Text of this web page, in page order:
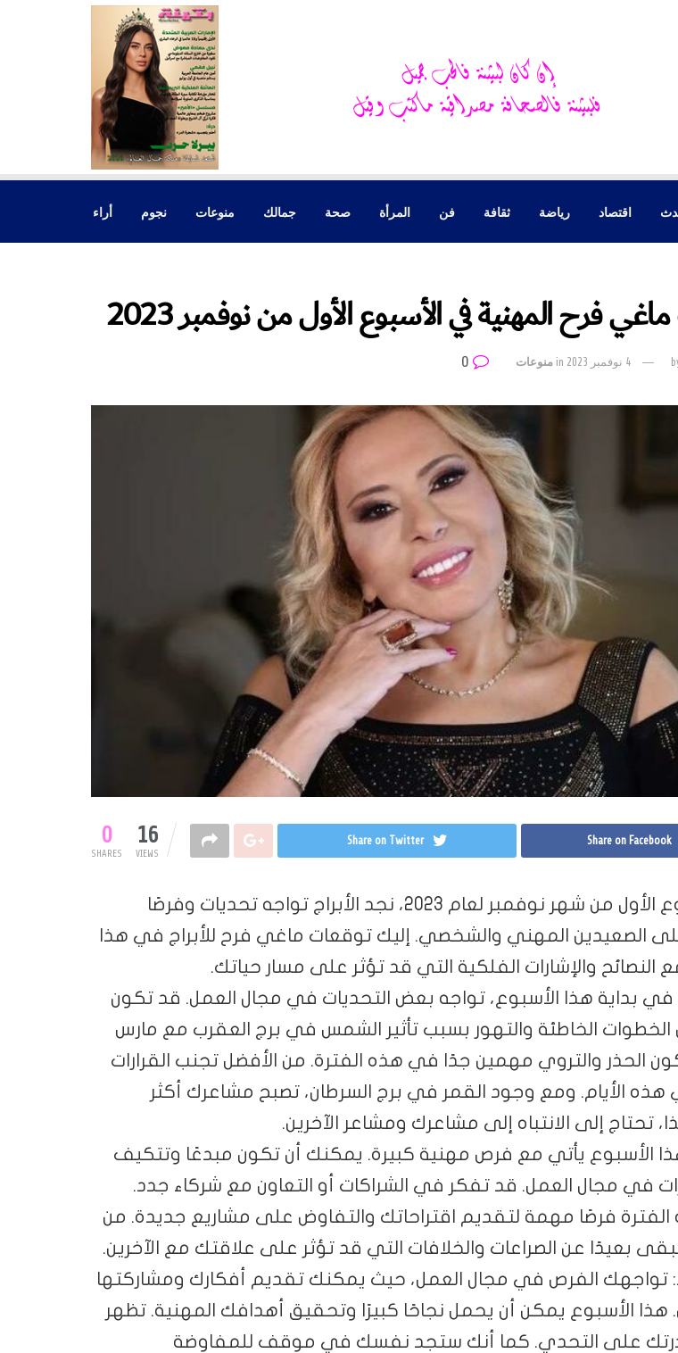
اقتصاد رياضة ثقافة فن المرأة صحة جمالك منوعات نجوم أراء
فرح المهنية في الأسبوع الأول من نوفمبر 2023
4 نوفمبر 2023 inمنوعات
0
SHARES 16
VIEWS
Share on Facebook
Share on Twitter
في الأسبوع الأول من شهر نوفمبر لعام 2023، نجد الأبراج تواجه تحديات وفرصًا
الصعيدين المهني والشخصي. إليك توقعات ماغي فرح للأبراج في هذا
النصائح والإشارات الفلكية التي قد تؤثر على مسار حياتك.
في بداية هذا الأسبوع، تواجه بعض التحديات في مجال العمل. قد تكون
الخاطئة والتهور بسبب تأثير الشمس في برج العقرب مع مارس
الحذر والتروي مهمين جدًا في هذه الفترة. من الأفضل تجنب القرارات
هذه الأيام. ومع وجود القمر في برج السرطان، تصبح مشاعرك أكثر
تحتاج إلى الانتباه إلى مشاعرك ومشاعر الآخرين.
هذا الأسبوع يأتي مع فرص مهنية كبيرة. يمكنك أن تكون مبدعًا وتتكيف
في مجال العمل. قد تفكر في الشراكات أو التعاون مع شركاء جدد.
فرصًا مهمة لتقديم اقتراحاتك والتفاوض على مشاريع جديدة. من
بعيدًا عن الصراعات والخلافات التي قد تؤثر على علاقتك مع الآخرين.
تواجهك الفرص في مجال العمل، حيث يمكنك تقديم أفكارك ومشاركتها
هذا الأسبوع يمكن أن يحمل نجاحًا كبيرًا وتحقيق أهدافك المهنية. تظهر
على التحدي. كما أنك ستجد نفسك في موقف للمفاوضة